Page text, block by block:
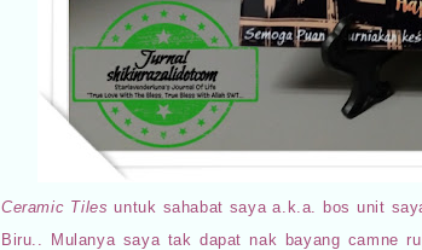
Ceramic Tilesuntuk sahabat saya a.k.a. bos unit
Biru.. Mulanya saya tak dapat nak bayang camne